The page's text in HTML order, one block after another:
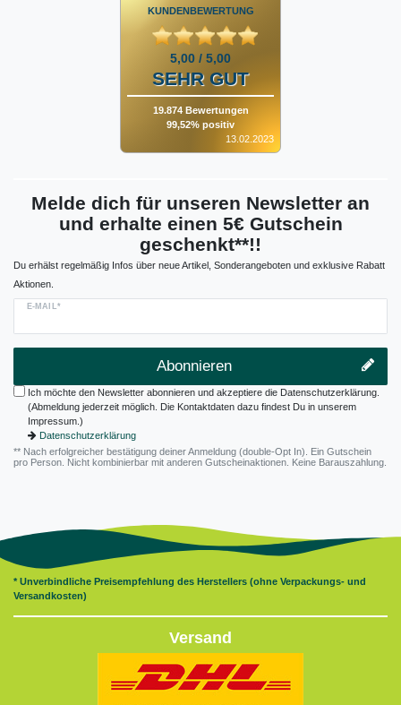
KUNDENBEWERTUNG
5,00 / 5,00
SEHR GUT
19.874 Bewertungen
99,52% positiv
13.02.2023
Melde dich für unseren Newsletter an
und erhalte einen 5€ Gutschein
geschenkt**!!
Du erhälst regelmäßig Infos über neue Artikel, Sonderangeboten und exklusive Rabatt
Aktionen.
E-MAIL*
Abonnieren
Ich möchte den Newsletter abonnieren und akzeptiere die Datenschutzerklärung.
(Abmeldung jederzeit möglich. Die Kontaktdaten dazu findest Du in unserem
Impressum.)
Datenschutzerklärung
** Nach erfolgreicher bestätigung deiner Anmeldung (double-Opt In). Ein Gutschein
pro Person. Nicht kombinierbar mit anderen Gutscheinaktionen. Keine Barauszahlung.
* Unverbindliche Preisempfehlung des Herstellers (ohne Verpackungs- und
Versandkosten)
Versand